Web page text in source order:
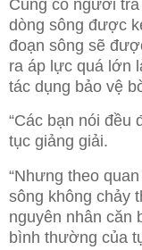
Cũng có người
dòng sông được
đoạn sông sẽ
ra áp lực quá lớn
tác dụng bảo vệ
“Các bạn nói đều
tục giảng giải.
“Nhưng theo
sông không chảy
nguyên nhân căn
bình thường của